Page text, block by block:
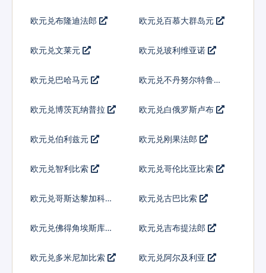
欧元兑布隆迪法郎 欧元兑百慕大群岛元
欧元兑文莱元 欧元兑玻利维亚诺
欧元兑巴哈马元 欧元兑不丹努尔特鲁姆
欧元兑博茨瓦纳普拉 欧元兑白俄罗斯卢布
欧元兑伯利兹元 欧元兑刚果法郎
欧元兑智利比索 欧元兑哥伦比亚比索
欧元兑哥斯达黎加科朗 欧元兑古巴比索
欧元兑佛得角埃斯库多 欧元兑吉布提法郎
欧元兑多米尼加比索 欧元兑阿尔及利亚